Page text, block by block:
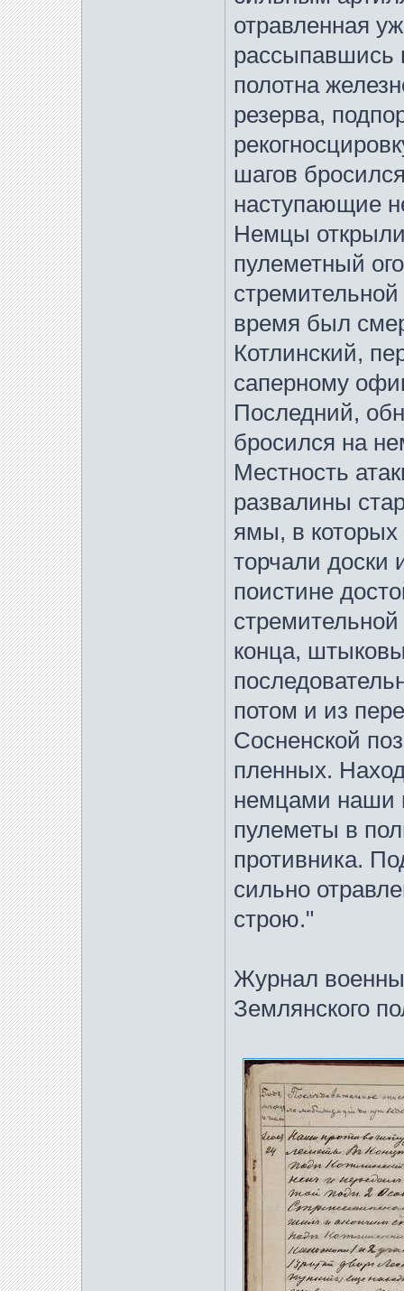
отравленная
рассыпавшись
полотна
резерва,
шагов
наступающие
Немцы
пулеметный
стремительной
время был
Котлинский,
саперному
Последний,
бросился на
Местность
развалины
ямы, в
торчали доски
поистине
конца,
потом и из
Сосненской
пленных.
немцами наши
пулеметы в
противника.
сильно
строю."
Журнал
Землянского